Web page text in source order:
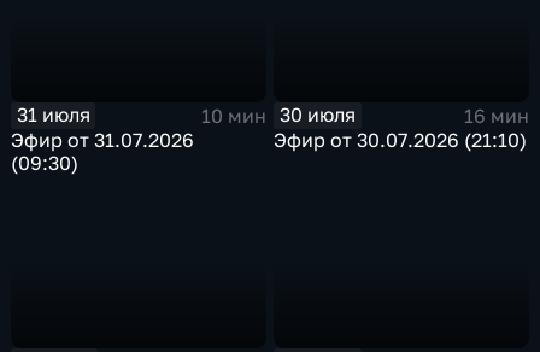
31 июля
10 мин
Эфир от 31.07.2026
(09:30)
30 июля
16 мин
Эфир от 30.07.2026 (21:10)